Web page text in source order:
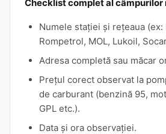
Checklist complet al câmpurilor
Numele stației și rețeaua (ex:
Rompetrol, MOL, Lukoil,
Adresa completă sau măcar
Prețul corect observat la
de carburant (benzină 95,
GPL etc.).
Data și ora observației.